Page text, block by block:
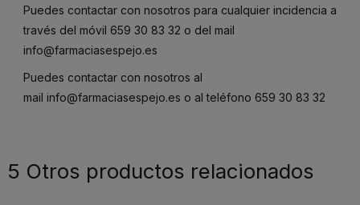
Puedes contactar con nosotros para cualquier incidencia a
través del móvil 659 30 83 32 o del mail
info@farmaciasespejo.es
Puedes contactar con nosotros al
mail info@farmaciasespejo.es o al teléfono 659 30 83 32
5 Otros productos relacionados